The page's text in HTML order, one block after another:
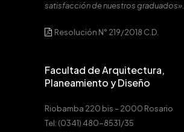
satisfacción de nuestros graduados».
Resolución N° 219/2018 C.D.
Facultad de Arquitectura,
Planeamiento y Diseño
Riobamba 220 bis – 2000 Rosario
Tel: (0341) 480-8531/35